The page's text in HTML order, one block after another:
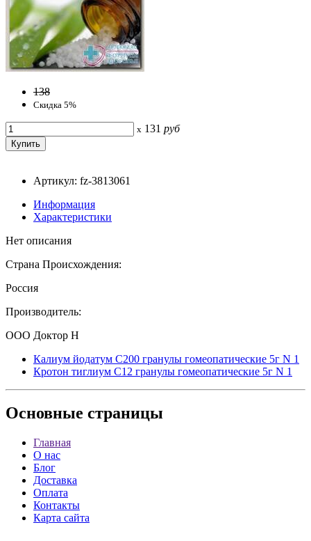
138
Скидка 5%
x 131 руб
Артикул: fz-3813061
Информация
Характеристики
Нет описания
Страна Происхождения:
Россия
Производитель:
ООО Доктор Н
Калиум йодатум С200 гранулы гомеопатические 5г N 1
Кротон тиглиум С12 гранулы гомеопатические 5г N 1
Основные страницы
Главная
О нас
Блог
Доставка
Оплата
Контакты
Карта сайта